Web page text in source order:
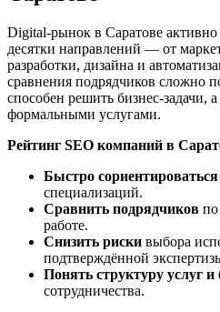
Digital-рынок в Саратове активно
десятки направлений — от
разработки, дизайна и
сравнения подрядчиков сложно
способен решить бизнес-задачи,
формальными услугами.
Рейтинг SEO компаний в
Быстро сориентироваться
специализаций.
Сравнить подрядчиков
работе.
Снизить риски выбора
подтверждённой
Понять структуру услуг и
сотрудничества.